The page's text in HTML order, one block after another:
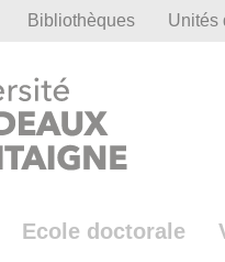
Bibliothèques Unités
Ecole doctorale